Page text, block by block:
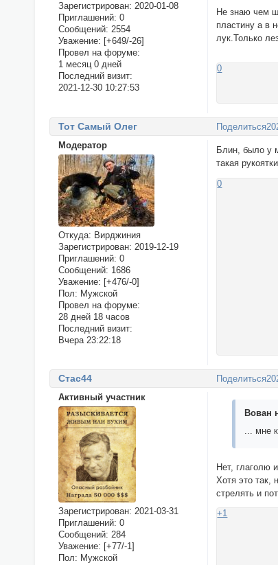
Зарегистрирован: 2020-01-08
Приглашений: 0
Сообщений: 2554
Уважение: [+649/-26]
Провел на форуме:
1 месяц 0 дней
Последний визит:
2021-12-30 10:27:53
Не знаю чем
пластину а в
лук.Только
0
Поделиться
Тот Самый Олег
Модератор
Откуда: Вирджиния
Зарегистрирован: 2019-12-19
Приглашений: 0
Сообщений: 1686
Уважение: [+476/-0]
Пол: Мужской
Провел на форуме:
28 дней 18 часов
Последний визит:
Вчера 23:22:18
Блин, было у
такая
0
Поделиться
Стас44
Активный участник
Зарегистрирован: 2021-03-31
Приглашений: 0
Сообщений: 284
Уважение: [+77/-1]
Пол: Мужской
Вован
... мне
Нет, глаголю
Хотя это так,
стрелять и
+1